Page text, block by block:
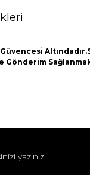
Güvencesi
Gönderim